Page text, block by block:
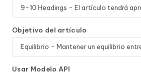
Objetivo del artículo
Usar Modelo API